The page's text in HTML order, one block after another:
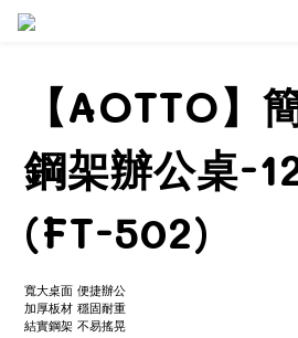
【AOTTO】
鋼架辦公桌-
(FT-502)
寬大桌面 便捷辦公
加厚板材 穩固耐重
結實鋼架 不易搖晃